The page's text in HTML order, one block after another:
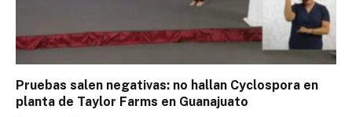
Pruebas salen negativas: no hallan Cyclospora en
planta de Taylor Farms en Guanajuato